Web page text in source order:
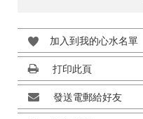
加入到我的心水名單
打印此頁
發送電郵給好友